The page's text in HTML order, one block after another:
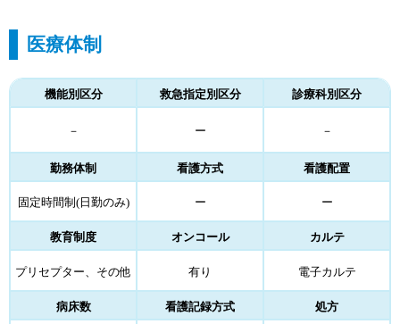
医療体制
機能別区分 救急指定別区分 診療科別区分
－ ー －
勤務体制 看護方式 看護配置
固定時間制(日勤のみ) ー ー
教育制度 オンコール カルテ
プリセプター、その他 有り 電子カルテ
病床数 看護記録方式 処方